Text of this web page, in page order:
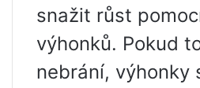
snažit růst
výhonků. Pokud
nebrání, výhonky